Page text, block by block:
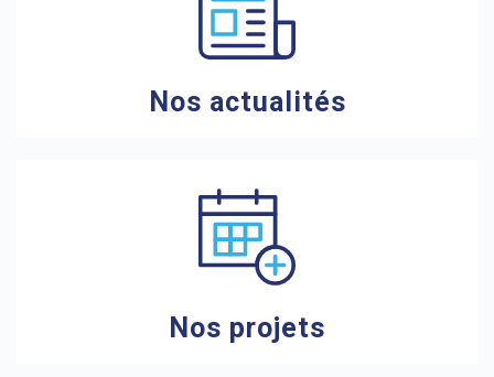
Nos actualités
Nos projets